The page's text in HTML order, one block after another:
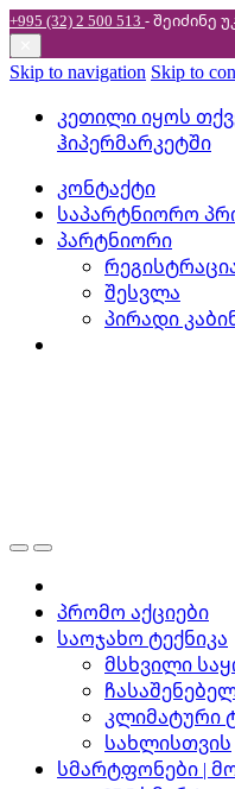
+995 (32) 2 500 513 - შეიძინე
Skip to navigation Skip to
კეთილი იყოს
ჰიპერმარკეტში
კონტაქტი
საპარტნიორო
პარტნიორი
შესვლა
პირადი
პრომო აქციები
საოჯახო ტექნიკა
მსხვილი
კლიმატური
სახლისთვის
სმარტფონები |